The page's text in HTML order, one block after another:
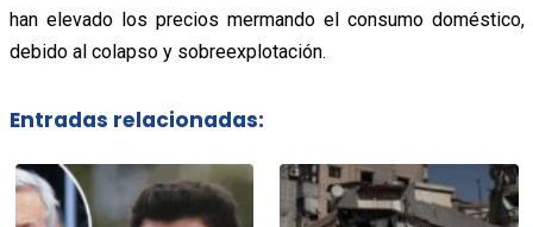
han elevado los precios mermando el consumo doméstico,
debido al colapso y sobreexplotación.
Entradas relacionadas: